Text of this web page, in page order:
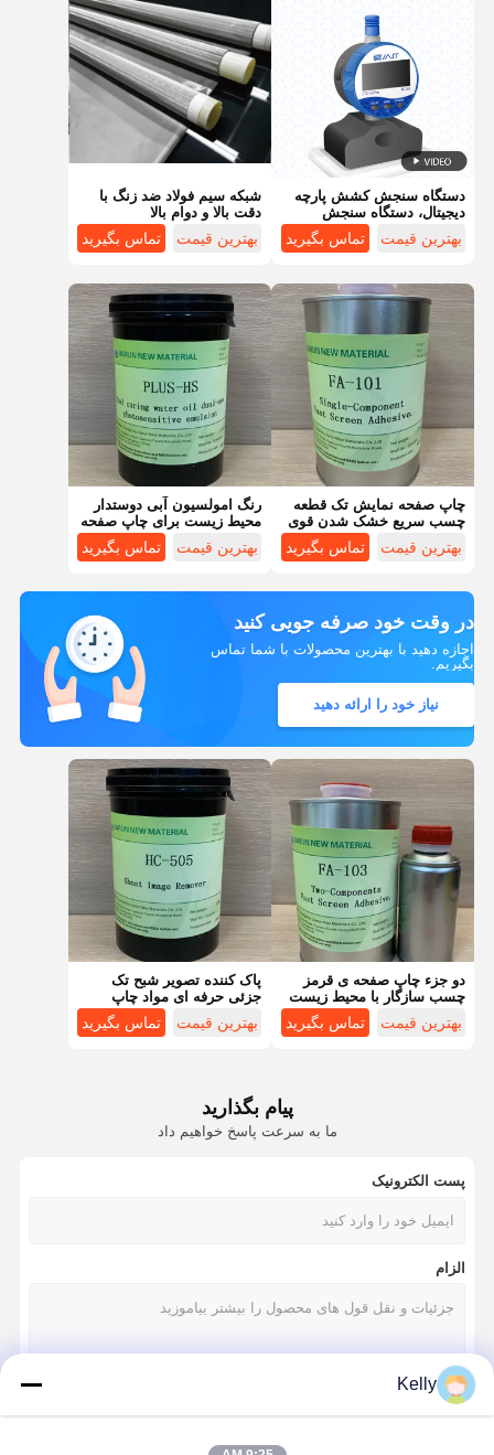
خانه
شبکه سیم فولاد ضد زنگ با
دقت بالا و دوام بالا
بهترین قیمت تماس بگیرید
دستگاه سنجش کشش پارچه
دیجیتال، دستگاه سنجش
کشش پیشرفته هوشمند چاپ
سیلک
بهترین قیمت تماس بگیرید
رنگ امولسیون آبی دوستدار
محیط زیست برای چاپ صفحه
بهترین قیمت تماس بگیرید
چاپ صفحه نمایش تک قطعه
چسب سریع خشک شدن قوی
برای قاب های فلزی
بهترین قیمت تماس بگیرید
در وقت خود صرفه جویی کنید
اجازه دهید با بهترین محصولات با شما تماس
بگیریم.
نیاز خود را ارائه دهید
دو جزء چاپ صفحه ی قرمز
چسب سازگار با محیط زیست
بهترین قیمت تماس بگیرید
پاک کننده تصویر شبح تک
جزئی حرفه ای مواد چاپ
بهترین قیمت تماس بگیرید
پیام بگذارید
ما به سرعت پاسخ خواهیم داد
پست الکترونیک
الزام
Kelly